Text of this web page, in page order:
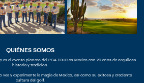
QUIÉNES SOMOS
el evento pionero del PGA TOUR en México con 20 años de orgullosa
historia y tradición.
y experimente la magia de México, así como su exitosa y creciente
cultura del golf.